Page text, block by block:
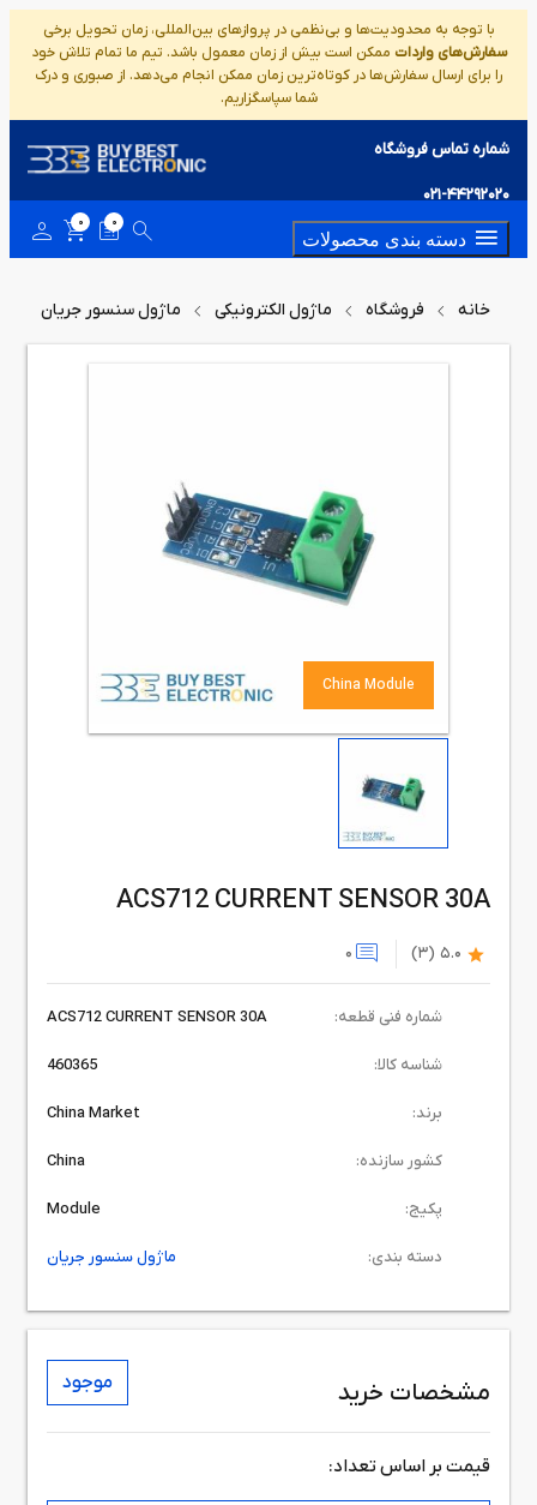
با توجه به محدودیت‌ها و بی‌نظمی در پروازهای بین‌المللی، زمان تحویل برخی
سفارش‌های واردات ممکن است بیش از زمان معمول باشد. تیم ما تمام تلاش خود
را برای ارسال سفارش‌ها در کوتاه‌ترین زمان ممکن انجام می‌دهد. از صبوری و درک
شما سپاسگزاریم.
شماره تماس فروشگاه
021-44292020
دسته بندی محصولات
0
0
خانه فروشگاه ماژول الکترونیکی ماژول سنسور جریان
China Module
ACS712 CURRENT SENSOR 30A
5.0
(3)
0
شماره فنی قطعه: ACS712 CURRENT SENSOR 30A
شناسه کالا: 460365
برند: China Market
کشور سازنده: China
پکیج: Module
دسته بندی: ماژول سنسور جریان
مشخصات خرید موجود
قیمت بر اساس تعداد: